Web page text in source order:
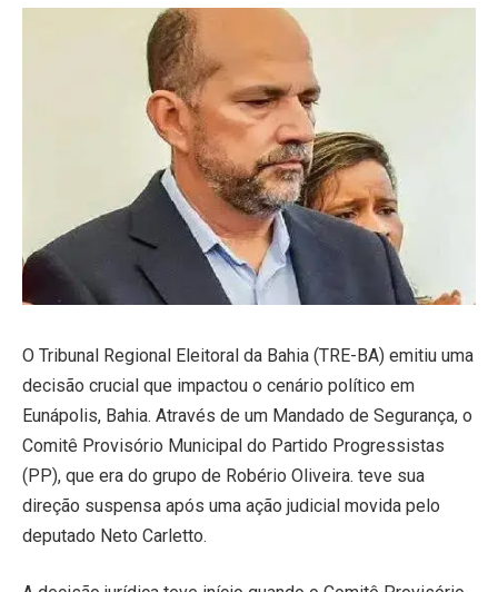
O Tribunal Regional Eleitoral da Bahia (TRE-BA) emitiu uma
decisão crucial que impactou o cenário político em
Eunápolis, Bahia. Através de um Mandado de Segurança, o
Comitê Provisório Municipal do Partido Progressistas
(PP), que era do grupo de Robério Oliveira. teve sua
direção suspensa após uma ação judicial movida pelo
deputado Neto Carletto.